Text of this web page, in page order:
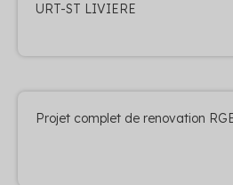
URT-ST LIVIERE
Projet complet de renovation